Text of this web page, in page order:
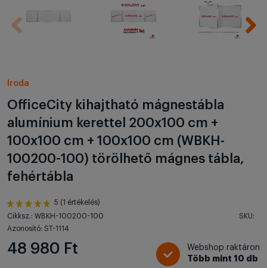
Iroda
OfficeCity kihajtható mágnestábla
alumínium kerettel 200x100 cm +
100x100 cm + 100x100 cm (WBKH-
100200-100) törölhető mágnes tábla,
fehértábla
5 (1 értékelés)
Cikksz.: WBKH-100200-100
SKU:
Azonosító: ST-1114
48 980 Ft
Webshop raktáron
Több mint 10 db